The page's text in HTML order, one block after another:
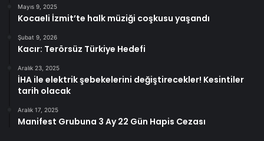
Mayıs 9, 2025
Kocaeli İzmit’te halk müziği coşkusu yaşandı
Şubat 9, 2026
Kacır: Terörsüz Türkiye Hedefi
Aralık 23, 2025
İHA ile elektrik şebekelerini değiştirecekler! Kesintiler
tarih olacak
Aralık 17, 2025
Manifest Grubuna 3 Ay 22 Gün Hapis Cezası